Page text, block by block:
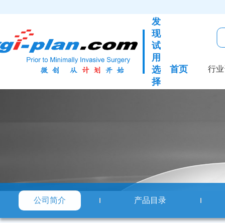
发
现
试
用
选
择
首页 行
公司简介 产品目录